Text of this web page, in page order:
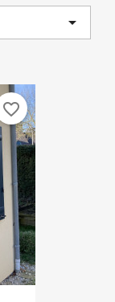

favorite_border